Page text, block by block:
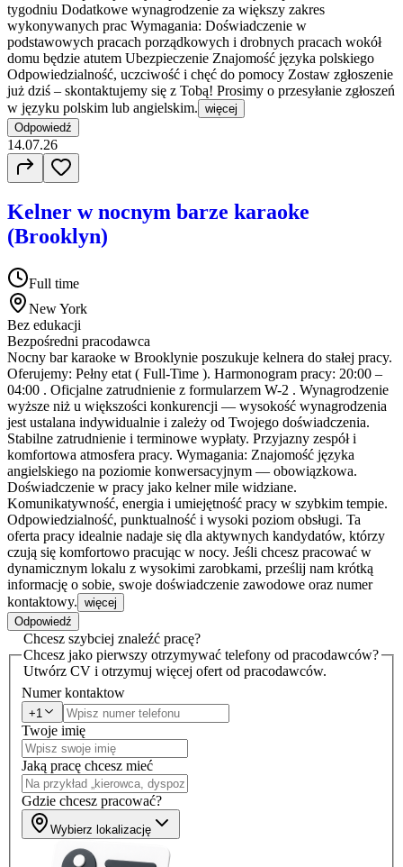
tygodniu Dodatkowe wynagrodzenie za większy zakres
wykonywanych prac Wymagania: Doświadczenie w
podstawowych pracach porządkowych i drobnych pracach wokół
domu będzie atutem Ubezpieczenie Znajomość języka polskiego
Odpowiedzialność, uczciwość i chęć do pomocy Zostaw zgłoszenie
już dziś – skontaktujemy się z Tobą! Prosimy o przesyłanie zgłoszeń
w języku polskim lub angielskim. więcej
Odpowiedź
14.07.26
Kelner w nocnym barze karaoke
(Brooklyn)
Full time
New York
Bez edukacji
Bezpośredni pracodawca
Nocny bar karaoke w Brooklynie poszukuje kelnera do stałej pracy.
Oferujemy: Pełny etat ( Full-Time ). Harmonogram pracy: 20:00 –
04:00 . Oficjalne zatrudnienie z formularzem W-2 . Wynagrodzenie
wyższe niż u większości konkurencji — wysokość wynagrodzenia
jest ustalana indywidualnie i zależy od Twojego doświadczenia.
Stabilne zatrudnienie i terminowe wypłaty. Przyjazny zespół i
komfortowa atmosfera pracy. Wymagania: Znajomość języka
angielskiego na poziomie konwersacyjnym — obowiązkowa.
Doświadczenie w pracy jako kelner mile widziane.
Komunikatywność, energia i umiejętność pracy w szybkim tempie.
Odpowiedzialność, punktualność i wysoki poziom obsługi. Ta
oferta pracy idealnie nadaje się dla aktywnych kandydatów, którzy
czują się komfortowo pracując w nocy. Jeśli chcesz pracować w
dynamicznym lokalu z wysokimi zarobkami, prześlij nam krótką
informację o sobie, swoje doświadczenie zawodowe oraz numer
kontaktowy. więcej
Odpowiedź
Chcesz szybciej znaleźć pracę?
Chcesz jako pierwszy otrzymywać telefony od pracodawców?
Utwórz CV i otrzymuj więcej ofert od pracodawców.
Numer kontaktow
+1
Twoje imię
Jaką pracę chcesz mieć
Gdzie chcesz pracować?
Wybierz lokalizację